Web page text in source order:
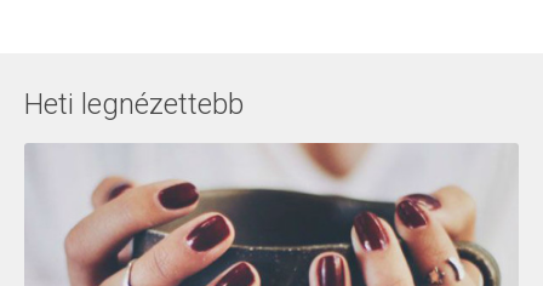
Heti legnézettebb